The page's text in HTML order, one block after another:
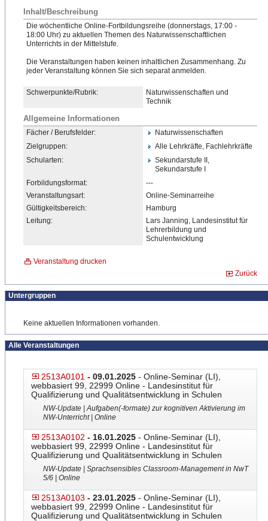
Inhalt/Beschreibung
Die wöchentliche Online-Fortbildungsreihe (donnerstags, 17:00 -
18:00 Uhr) zu aktuellen Themen des Naturwissenschaftlichen
Unterrichts in der Mittelstufe.
Die Veranstaltungen haben keinen inhaltlichen Zusammenhang. Zu
jeder Veranstaltung können Sie sich separat anmelden.
Schwerpunkte/Rubrik:
Naturwissenschaften und
Technik
Allgemeine Informationen
Fächer / Berufsfelder:
Naturwissenschaften
Zielgruppen:
Alle Lehrkräfte, Fachlehrkräfte
Schularten:
Sekundarstufe II,
Sekundarstufe I
Forbildungsformat:
---
Veranstaltungsart:
Online-Seminarreihe
Gültigkeitsbereich:
Hamburg
Leitung:
Lars Janning, Landesinstitut für
Lehrerbildung und
Schulentwicklung
Veranstaltung drucken
Zurück
Untergruppen
Keine aktuellen Informationen vorhanden.
Alle Veranstaltungen
2513A0101 - 09.01.2025 - Online-Seminar (LI),
webbasiert 99, 22999 Online - Landesinstitut für
Qualifizierung und Qualitätsentwicklung in Schulen
NW-Update | Aufgaben(-formate) zur kognitiven Aktivierung im
NW-Unterricht | Online
2513A0102 - 16.01.2025 - Online-Seminar (LI),
webbasiert 99, 22999 Online - Landesinstitut für
Qualifizierung und Qualitätsentwicklung in Schulen
NW-Update | Sprachsensibles Classroom-Management in NwT
5/6 | Online
2513A0103 - 23.01.2025 - Online-Seminar (LI),
webbasiert 99, 22999 Online - Landesinstitut für
Qualifizierung und Qualitätsentwicklung in Schulen